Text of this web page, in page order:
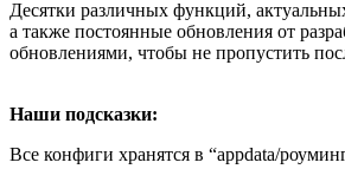
Десятки различных функций,
а также постоянные обновления от
обновлениями, чтобы не пропустить
Наши подсказки:
Все конфиги хранятся в “appdata/